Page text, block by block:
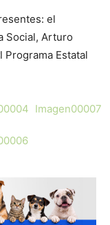
el
Social, Arturo
Programa Estatal
Imagen00007